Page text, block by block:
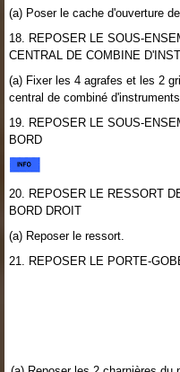
(a) Poser le cache d'ouverture
18. REPOSER LE SOUS-
CENTRAL DE COMBINE
(a) Fixer les 4 agrafes et les 2
central de combiné
19. REPOSER LE SOUS-
BORD
20. REPOSER LE RESSORT
BORD DROIT
(a) Reposer le ressort.
21. REPOSER LE PORTE-